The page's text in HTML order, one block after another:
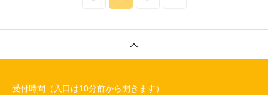
受付時間（入口は10分前から開きます）